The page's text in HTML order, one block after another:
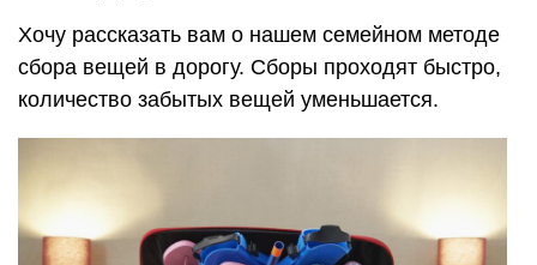
Хочу рассказать вам о нашем семейном методе
сбора вещей в дорогу. Сборы проходят быстро,
количество забытых вещей уменьшается.